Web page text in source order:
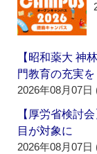
【昭和薬大 神
門教育の充実を
2026年08月07日
【厚労省検討
目が対象に
2026年08月07日